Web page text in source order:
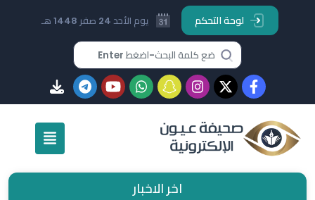
لوحة التحكم يوم الأحد 24 صفر 1448 هـ
اخر الاخبار